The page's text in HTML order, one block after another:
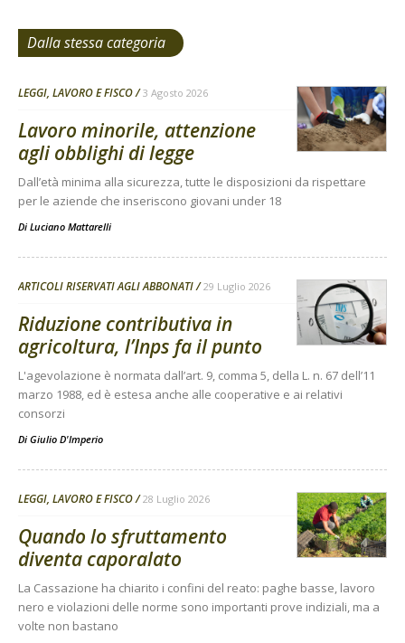
Dalla stessa categoria
LEGGI, LAVORO E FISCO 3 Agosto 2026
Lavoro minorile, attenzione
agli obblighi di legge
Dall’età minima alla sicurezza, tutte le disposizioni da rispettare
per le aziende che inseriscono giovani under 18
Di Luciano Mattarelli
ARTICOLI RISERVATI AGLI ABBONATI 29 Luglio 2026
Riduzione contributiva in
agricoltura, l’Inps fa il punto
L'agevolazione è normata dall’art. 9, comma 5, della L. n. 67 dell’11
marzo 1988, ed è estesa anche alle cooperative e ai relativi
consorzi
Di Giulio D'Imperio
LEGGI, LAVORO E FISCO 28 Luglio 2026
Quando lo sfruttamento
diventa caporalato
La Cassazione ha chiarito i confini del reato: paghe basse, lavoro
nero e violazioni delle norme sono importanti prove indiziali, ma a
volte non bastano